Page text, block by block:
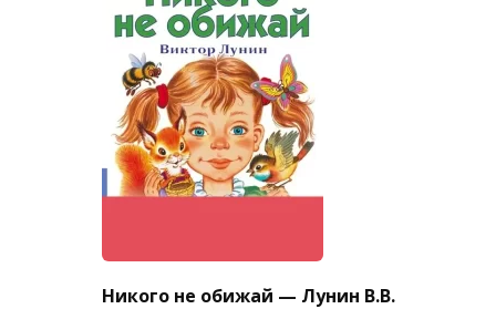
Никого не обижай — Лунин В.В.